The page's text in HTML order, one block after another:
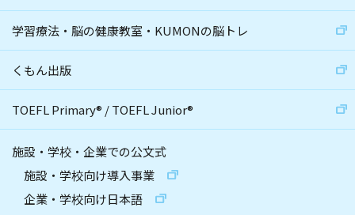
学習療法・脳の健康教室・KUMONの脳トレ
くもん出版
TOEFL Primary® /TOEFL Junior®
施設・学校・企業での公文式
施設・学校向け導入事業
企業・学校向け日本語